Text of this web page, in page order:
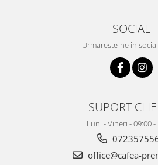
SOCIAL
Urmareste-ne in
SUPORT
Luni - Vineri - 09:00 -
office@cafea-